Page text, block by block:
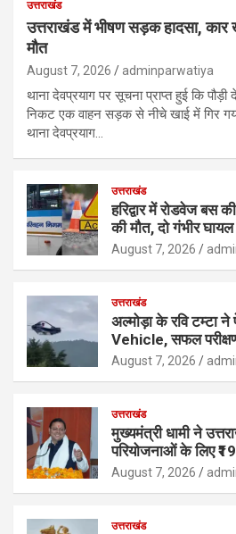
उत्तराखंड
उत्तराखंड में भीषण सड़क हादसा, कार
मौत
August 7, 2026 adminparwatiya
थाना देवप्रयाग पर सूचना प्राप्त हुई कि
निकट एक वाहन सड़क से नीचे खाई में गिर
थाना देवप्रयाग…
उत्तराखंड
हरिद्वार में रोडवेज बस
की मौत, दो गंभीर घायल
August 7, 2026
उत्तराखंड
अल्मोड़ा के रवि टम्टा
Vehicle, सफल
August 7, 2026
उत्तराखंड
मुख्यमंत्री धामी ने
परियोजनाओं के लिए
August 7, 2026
उत्तराखंड